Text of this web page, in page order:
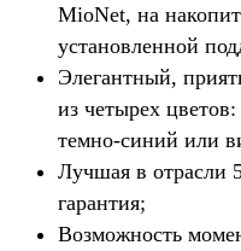
MioNet, на
установленной
Элегантный,
из четырех
темно-синий или
Лучшая в отрасли
гарантия;
Возможность